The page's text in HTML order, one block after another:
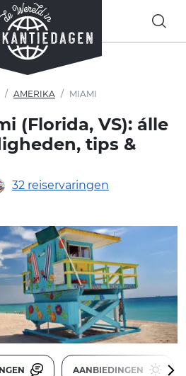
AMERIKA MIAMI
(Florida, VS): álle
tips &
32 reiservaringen
AANBIEDINGEN